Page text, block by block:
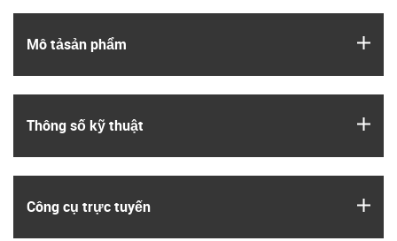
Mô tả­sản phẩm
Thông số kỹ thuật
Công cụ trực tuyến